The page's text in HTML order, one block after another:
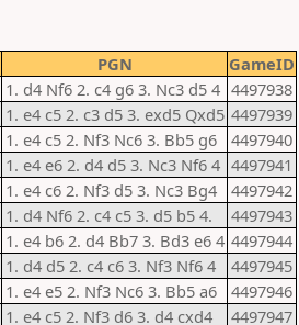
PGN
GameID
1. d4 Nf6 2. c4 g6 3. Nc3 d5 4 4497938
1. e4 c5 2. c3 d5 3. exd5 Qxd5 4497939
1. e4 c5 2. Nf3 Nc6 3. Bb5 g6
4497940
1. e4 e6 2. d4 d5 3. Nc3 Nf6 4 4497941
1. e4 c6 2. Nf3 d5 3. Nc3 Bg4
4497942
1. d4 Nf6 2. c4 c5 3. d5 b5 4.
4497943
1. e4 b6 2. d4 Bb7 3. Bd3 e6 4 4497944
1. d4 d5 2. c4 c6 3. Nf3 Nf6 4
4497945
1. e4 e5 2. Nf3 Nc6 3. Bb5 a6
4497946
1. e4 c5 2. Nf3 d6 3. d4 cxd4 4497947